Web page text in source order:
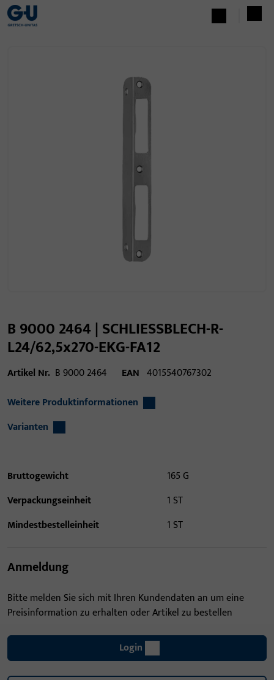
B 9000 2464 | SCHLIESSBLECH-R-
L24/62,5x270-EKG-FA12
Artikel Nr. B 9000 2464 EAN 4015540767302
Weitere Produktinformationen
Varianten
Bruttogewicht
165 G
Verpackungseinheit
1 ST
Mindestbestelleinheit
1 ST
Anmeldung
Bitte melden Sie sich mit Ihren Kundendaten an um eine
Preisinformation zu erhalten oder Artikel zu bestellen
Login